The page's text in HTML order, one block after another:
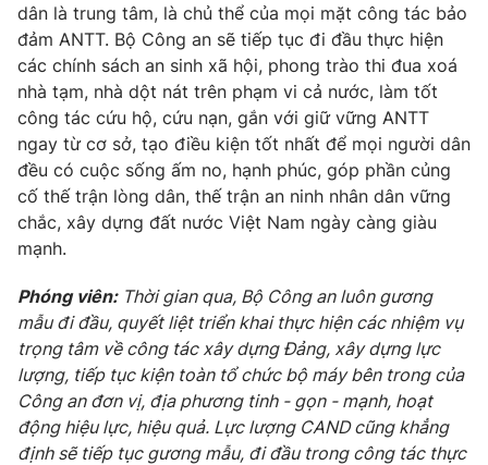
dân là trung tâm, là chủ thể của mọi mặt công tác bảo
đảm ANTT. Bộ Công an sẽ tiếp tục đi đầu thực hiện
các chính sách an sinh xã hội, phong trào thi đua xoá
nhà tạm, nhà dột nát trên phạm vi cả nước, làm tốt
công tác cứu hộ, cứu nạn, gắn với giữ vững ANTT
ngay từ cơ sở, tạo điều kiện tốt nhất để mọi người dân
đều có cuộc sống ấm no, hạnh phúc, góp phần củng
cố thế trận lòng dân, thế trận an ninh nhân dân vững
chắc, xây dựng đất nước Việt Nam ngày càng giàu
mạnh.
Phóng viên: Thời gian qua, Bộ Công an luôn gương
mẫu đi đầu, quyết liệt triển khai thực hiện các nhiệm vụ
trọng tâm về công tác xây dựng Đảng, xây dựng lực
lượng, tiếp tục kiện toàn tổ chức bộ máy bên trong của
Công an đơn vị, địa phương tinh - gọn - mạnh, hoạt
động hiệu lực, hiệu quả. Lực lượng CAND cũng khẳng
định sẽ tiếp tục gương mẫu, đi đầu trong công tác thực